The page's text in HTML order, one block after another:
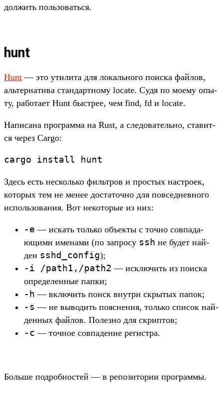
дол­жить поль­зовать­ся.
hunt
Hunt — это ути­лита для локаль­ного поис­ка фай­лов,
аль­тер­натива стан­дар­тно­му locate. Судя по моему опы­
ту, работа­ет Hunt быс­трее, чем find, fd и locate.
На­писа­на прог­рамма на Rust, а сле­дова­тель­но, ста­вит­
ся через Cargo:
cargo install hunt
Здесь есть нес­коль­ко филь­тров и прос­тых нас­тро­ек,
которых тем не менее дос­таточ­но для пов­седнев­ного
исполь­зования. Вот некото­рые из них:
-e — искать толь­ко объ­екты с точ­но сов­пада­
ющи­ми име­нами (по зап­росу ssh не будет най­
ден sshd_config);
-i /path1,/path2 — исклю­чить из поис­ка
опре­делен­ные пап­ки;
-h — вклю­чить поиск внут­ри скры­тых папок;
-s — не выводить пояс­нения, толь­ко спи­сок най­
ден­ных фай­лов. Полез­но для скрип­тов;
-c — точ­ное сов­падение регис­тра.
Боль­ше под­робнос­тей — в репози­тории прог­раммы.